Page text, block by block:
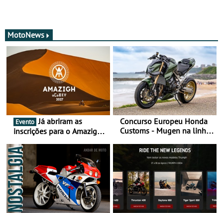
MotoNews
Evento Já abriram as
inscrições para o Amazigh
Marrocos, de 23 abril a 1
maio - The ultimate
experience in Morocco
Concurso Europeu Honda
Customs - Mugen na linha
ganhar